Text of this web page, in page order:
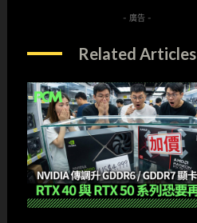
- 廣告 -
Related Articles